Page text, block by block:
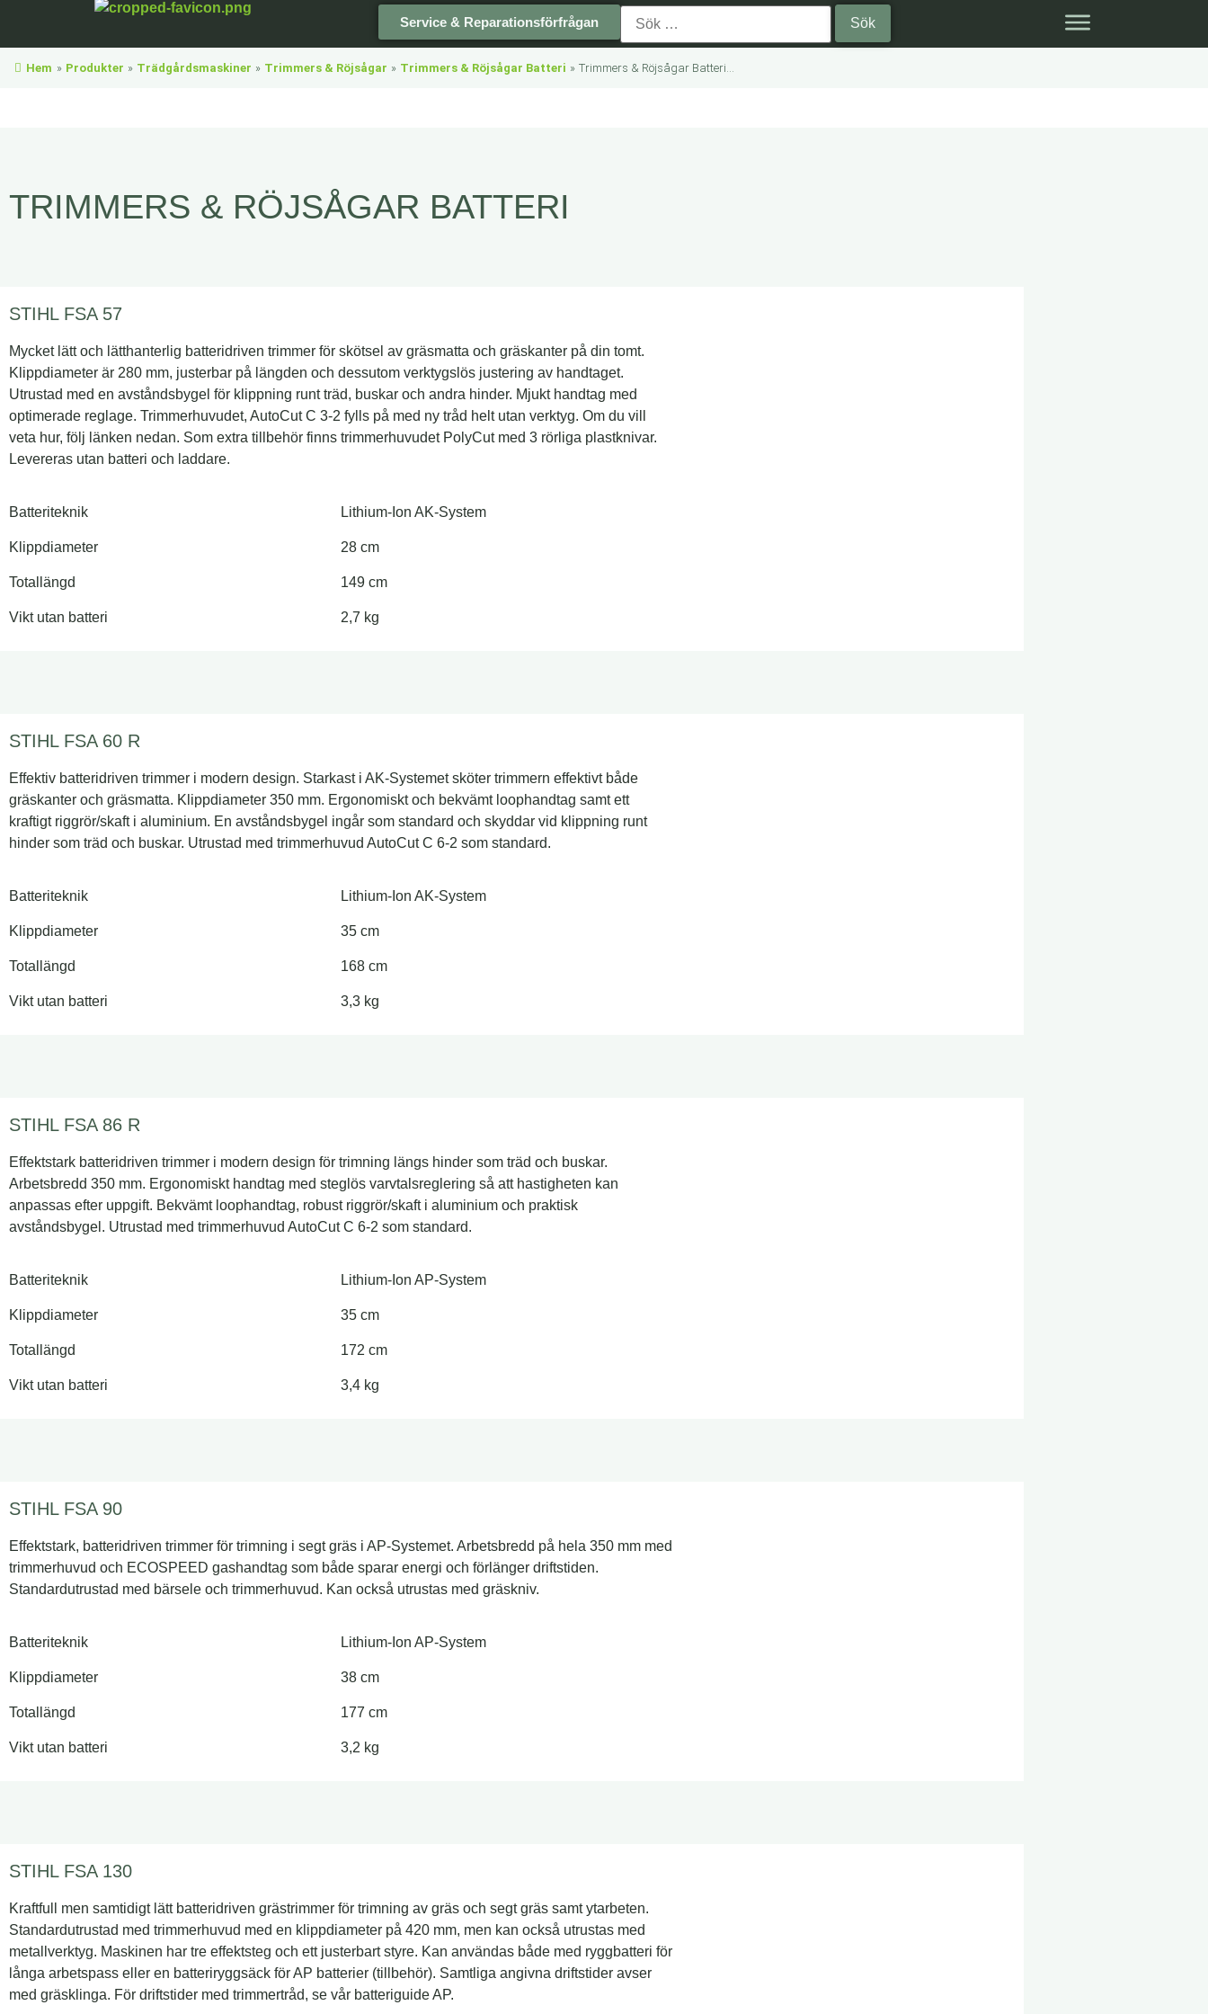
Service & Reparationsförfrågan
Hem » Produkter » Trädgårdsmaskiner » Trimmers & Röjsågar » Trimmers & Röjsågar Batteri » Trimmers & Röjsågar Batteri...
TRIMMERS & RÖJSÅGAR BATTERI
STIHL FSA 57
Mycket lätt och lätthanterlig batteridriven trimmer för skötsel av gräsmatta och gräskanter på din tomt.
Klippdiameter är 280 mm, justerbar på längden och dessutom verktygslös justering av handtaget.
Utrustad med en avståndsbygel för klippning runt träd, buskar och andra hinder. Mjukt handtag med
optimerade reglage. Trimmerhuvudet, AutoCut C 3-2 fylls på med ny tråd helt utan verktyg. Om du vill
veta hur, följ länken nedan. Som extra tillbehör finns trimmerhuvudet PolyCut med 3 rörliga plastknivar.
Levereras utan batteri och laddare.
Batteriteknik Lithium-Ion AK-System
Klippdiameter 28 cm
Totallängd 149 cm
Vikt utan batteri 2,7 kg
STIHL FSA 60 R
Effektiv batteridriven trimmer i modern design. Starkast i AK-Systemet sköter trimmern effektivt både
gräskanter och gräsmatta. Klippdiameter 350 mm. Ergonomiskt och bekvämt loophandtag samt ett
kraftigt riggrör/skaft i aluminium. En avståndsbygel ingår som standard och skyddar vid klippning runt
hinder som träd och buskar. Utrustad med trimmerhuvud AutoCut C 6-2 som standard.
Batteriteknik Lithium-Ion AK-System
Klippdiameter 35 cm
Totallängd 168 cm
Vikt utan batteri 3,3 kg
STIHL FSA 86 R
Effektstark batteridriven trimmer i modern design för trimning längs hinder som träd och buskar.
Arbetsbredd 350 mm. Ergonomiskt handtag med steglös varvtalsreglering så att hastigheten kan
anpassas efter uppgift. Bekvämt loophandtag, robust riggrör/skaft i aluminium och praktisk
avståndsbygel. Utrustad med trimmerhuvud AutoCut C 6-2 som standard.
Batteriteknik Lithium-Ion AP-System
Klippdiameter 35 cm
Totallängd 172 cm
Vikt utan batteri 3,4 kg
STIHL FSA 90
Effektstark, batteridriven trimmer för trimning i segt gräs i AP-Systemet. Arbetsbredd på hela 350 mm med
trimmerhuvud och ECOSPEED gashandtag som både sparar energi och förlänger driftstiden.
Standardutrustad med bärsele och trimmerhuvud. Kan också utrustas med gräskniv.
Batteriteknik Lithium-Ion AP-System
Klippdiameter 38 cm
Totallängd 177 cm
Vikt utan batteri 3,2 kg
STIHL FSA 130
Kraftfull men samtidigt lätt batteridriven grästrimmer för trimning av gräs och segt gräs samt ytarbeten.
Standardutrustad med trimmerhuvud med en klippdiameter på 420 mm, men kan också utrustas med
metallverktyg. Maskinen har tre effektsteg och ett justerbart styre. Kan användas både med ryggbatteri för
långa arbetspass eller en batteriryggsäck för AP batterier (tillbehör). Samtliga angivna driftstider avser
med gräsklinga. För driftstider med trimmertråd, se vår batteriguide AP.